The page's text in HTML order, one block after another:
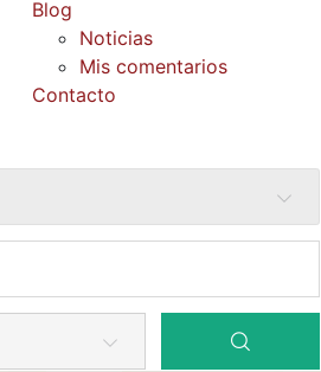
Blog
Noticias
Mis comentarios
Contacto